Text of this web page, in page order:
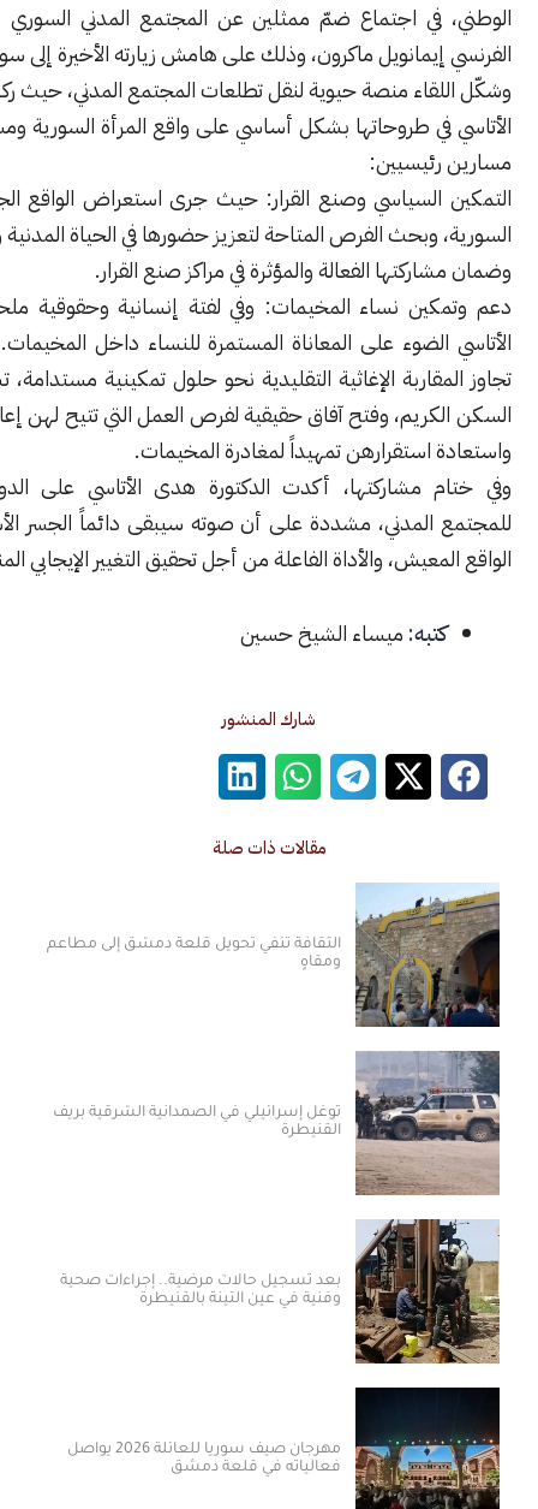
في اجتماع ضمّ ممثلين عن المجتمع المدني السوري مع الرئيس
ماكرون، وذلك على هامش زيارته الأخيرة إلى سوريا.
منصة حيوية لنقل تطلعات المجتمع المدني، حيث ركزت الدكتورة
في طروحاتها بشكل أساسي على واقع المرأة السورية ومستقبلها عبر
السياسي وصنع القرار: حيث جرى استعراض الواقع الجديد للمرأة
وبحث الفرص المتاحة لتعزيز حضورها في الحياة المدنية والسياسية،
الفعالة والمؤثرة في مراكز صنع القرار.
نساء المخيمات: وفي لفتة إنسانية وحقوقية ملحة، سلطت
الضوء على المعاناة المستمرة للنساء داخل المخيمات. ودعت إلى
الإغاثية التقليدية نحو حلول تمكينية مستدامة، تشمل تأمين
وفتح آفاق حقيقية لفرص العمل التي تتيح لهن إعالة عائلاتهن
استقرارهن تمهيداً لمغادرة المخيمات.
مشاركتها، أكدت الدكتورة هدى الأتاسي على الدور المحوري
المدني، مشددة على أن صوته سيبقى دائماً الجسر الأساسي لنقل
والأداة الفاعلة من أجل تحقيق التغيير الإيجابي المنشود.
ميساء الشيخ حسين
شارك المنشور
مقالات ذات صلة
الثقافة تنفي تحويل قلعة دمشق إلى مطاعم
ومقاهٍ
توغل إسرائيلي في الصمدانية الشرقية بريف
القنيطرة
بعد تسجيل حالات مرضية.. إجراءات صحية
وفنية في عين التينة بالقنيطرة
مهرجان صيف سوريا للعائلة 2026 يواصل
فعالياته في قلعة دمشق